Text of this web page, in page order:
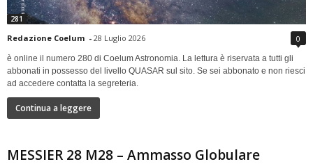
281
Redazione Coelum - 28 Luglio 2026 0
è online il numero 280 di Coelum Astronomia. La lettura è riservata a tutti gli
abbonati in possesso del livello QUASAR sul sito. Se sei abbonato e non riesci
ad accedere contatta la segreteria.
Continua a leggere
MESSIER 28 M28 – Ammasso Globulare